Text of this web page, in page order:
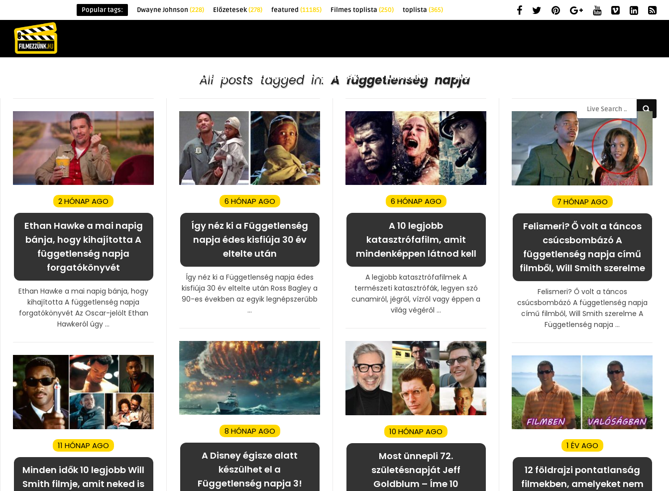
Popular tags: Dwayne Johnson (228) Előzetesek(278) featured (11185) Filmes toplista (250) toplista (365)
ÉRDEKESSÉGEK KRITIKÁK TOPLISTÁK FILMAJÁNLÓ ELŐZETESEK
All posts tagged in:A függetlenség napja
2 HÓNAP AGO
Ethan Hawke a mai napig
bánja, hogy kihajította A
függetlenség napja
forgatókönyvét
Ethan Hawke a mai napig bánja, hogy
kihajította A függetlenség napja
forgatókönyvét Az Oscar-jelölt Ethan
Hawkeról úgy ...
6 HÓNAP AGO
Így néz ki a Függetlenség
napja édes kisfiúja 30 év
eltelte után
Így néz ki a Függetlenség napja édes
kisfiúja 30 év eltelte után Ross Bagley a
90-es években az egyik legnépszerűbb
...
6 HÓNAP AGO
A 10 legjobb
katasztrófafilm, amit
mindenképpen látnod kell
A legjobb katasztrófafilmek A
természeti katasztrófák, legyen szó
cunamiról, jégről, vízről vagy éppen a
világ végéről ...
7 HÓNAP AGO
Felismeri? Ő volt a táncos
csúcsbombázó A
függetlenség napja című
filmből, Will Smith szerelme
Felismeri? Ő volt a táncos
csúcsbombázó A függetlenség napja
című filmből, Will Smith szerelme A
Függetlenség napja ...
8 HÓNAP AGO
A Disney égisze alatt
készülhet el a
Függetlenség napja 3!
10 HÓNAP AGO
Most ünnepli 72.
születésnapját Jeff
Goldblum – Íme 10
11 HÓNAP AGO
Minden idők 10 legjobb Will
Smith filmje, amit neked is
1 ÉV AGO
12 földrajzi pontatlanság
filmekben, amelyeket nem